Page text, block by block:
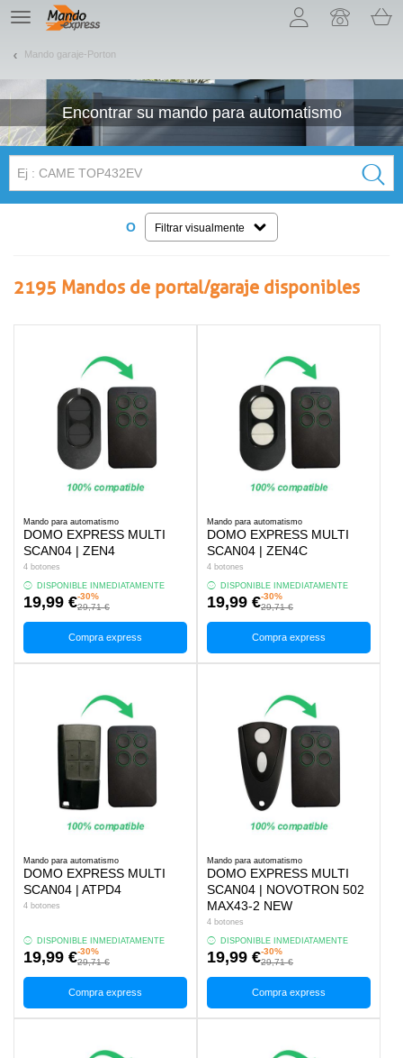
TE
navigation
Mando garaje-Porton
Encontrar sumando paraautomatismo
O Filtrar visualmente
2195 Mandos de portal/garaje disponibles
Mando para automatismo
DOMO EXPRESS MULTI
SCAN04 | ZEN4
4 botones
DISPONIBLE INMEDIATAMENTE
19,99 €-30%
29,71 €
Compra express
Mando para automatismo
DOMO EXPRESS MULTI
SCAN04 | ZEN4C
4 botones
DISPONIBLE INMEDIATAMENTE
19,99 €-30%
29,71 €
Compra express
Mando para automatismo
DOMO EXPRESS MULTI
SCAN04 | ATPD4
4 botones
DISPONIBLE INMEDIATAMENTE
19,99 €-30%
29,71 €
Compra express
Mando para automatismo
DOMO EXPRESS MULTI
SCAN04 | NOVOTRON 502
MAX43-2 NEW
4 botones
DISPONIBLE INMEDIATAMENTE
19,99 €-30%
29,71 €
Compra express
¡Permítenos presentarte nuestras cookies!